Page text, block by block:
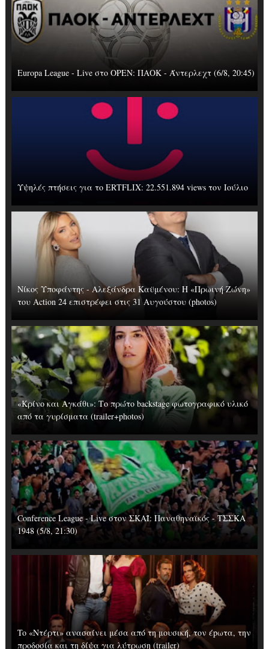
Europa League - Live στο OΡΕΝ: ΠΑΟΚ - Άντερλεχτ (6/8, 20:45)
Υψηλές πτήσεις για το ERTFLIX: 22.551.894 views τον Ιούλιο
Νίκος Υποφάντης - Αλεξάνδρα Καϋμένου: Η «Πρωινή Ζώνη»
του Action 24 επιστρέφει στις 31 Αυγούστου (photos)
«Κρίνο και Αγκάθι»: Το πρώτο backstage φωτογραφικό υλικό
από τα γυρίσματα (trailer+photos)
Conference League - Live στον ΣΚΑΪ: Παναθηναϊκός - ΤΣΣΚΑ
1948 (5/8, 21:30)
To «Ντέρτι» ανασαίνει μέσα από τη μουσική, τον έpωτα, την
προδοσία και τη δίψα για λύτρωση (trailer)